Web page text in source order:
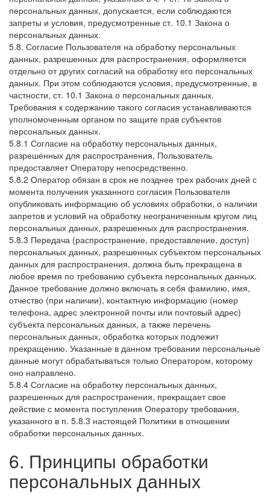
персональных данных, допускается, если соблюдаются
запреты и условия, предусмотренные ст. 10.1 Закона о
персональных данных.
5.8. Согласие Пользователя на обработку персональных
данных, разрешенных для распространения, оформляется
отдельно от других согласий на обработку его персональных
данных. При этом соблюдаются условия, предусмотренные, в
частности, ст. 10.1 Закона о персональных данных.
Требования к содержанию такого согласия устанавливаются
уполномоченным органом по защите прав субъектов
персональных данных.
5.8.1 Согласие на обработку персональных данных,
разрешенных для распространения, Пользователь
предоставляет Оператору непосредственно.
5.8.2 Оператор обязан в срок не позднее трех рабочих дней с
момента получения указанного согласия Пользователя
опубликовать информацию об условиях обработки, о наличии
запретов и условий на обработку неограниченным кругом лиц
персональных данных, разрешенных для распространения.
5.8.3 Передача (распространение, предоставление, доступ)
персональных данных, разрешенных субъектом персональных
данных для распространения, должна быть прекращена в
любое время по требованию субъекта персональных данных.
Данное требование должно включать в себя фамилию, имя,
отчество (при наличии), контактную информацию (номер
телефона, адрес электронной почты или почтовый адрес)
субъекта персональных данных, а также перечень
персональных данных, обработка которых подлежит
прекращению. Указанные в данном требовании персональные
данные могут обрабатываться только Оператором, которому
оно направлено.
5.8.4 Согласие на обработку персональных данных,
разрешенных для распространения, прекращает свое
действие с момента поступления Оператору требования,
указанного в п. 5.8.3 настоящей Политики в отношении
обработки персональных данных.
6. Принципы обработки
персональных данных